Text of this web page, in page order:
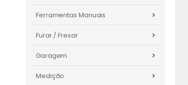
Ferramentas Manuais
Furar / Fresar
Garagem
Medição